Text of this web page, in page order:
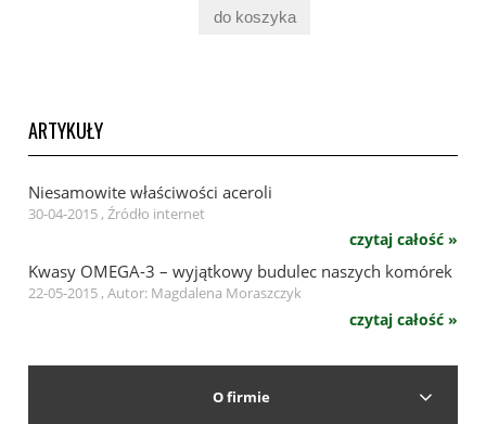
do koszyka
ARTYKUŁY
Niesamowite właściwości aceroli
30-04-2015 , Źródło internet
czytaj całość »
Kwasy OMEGA-3 – wyjątkowy budulec naszych komórek
22-05-2015 , Autor: Magdalena Moraszczyk
czytaj całość »
O firmie